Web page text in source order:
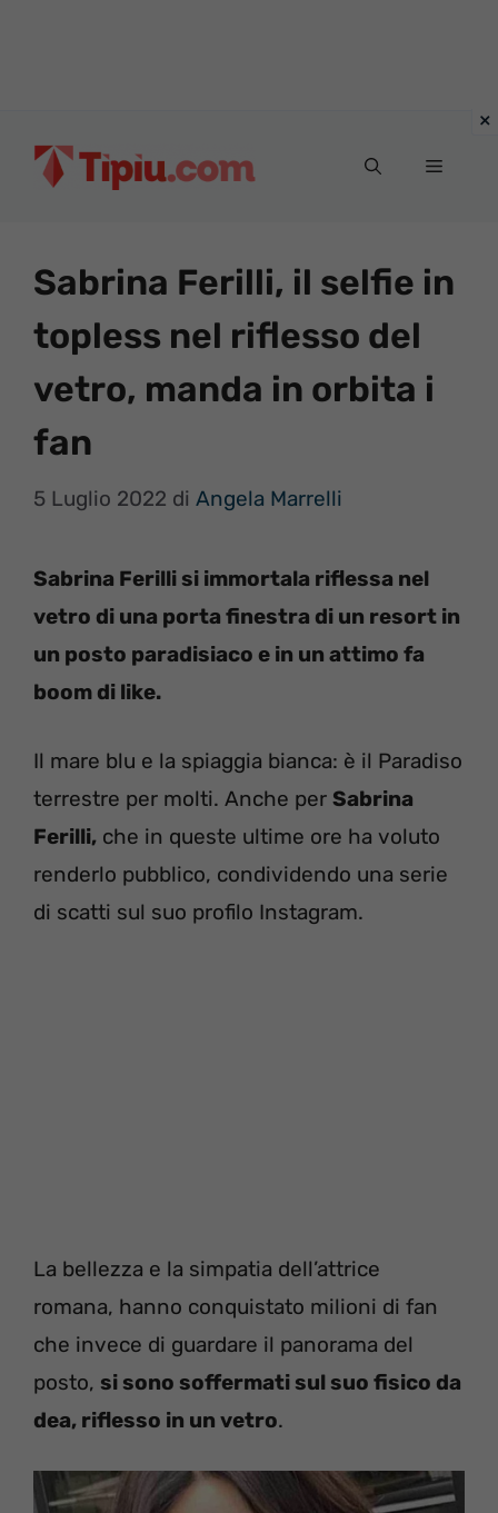
Menu
Sabrina Ferilli, il selfie in
topless nel riflesso del
vetro, manda in orbita i
fan
5 Luglio 2022 di Angela Marrelli
Sabrina Ferilli si immortala riflessa nel
vetro di una porta finestra di un resort in
un posto paradisiaco e in un attimo fa
boom di like.
Il mare blu e la spiaggia bianca: è il Paradiso
terrestre per molti. Anche per Sabrina
Ferilli, che in queste ultime ore ha voluto
renderlo pubblico, condividendo una serie
di scatti sul suo profilo Instagram.
La bellezza e la simpatia dell’attrice
romana, hanno conquistato milioni di fan
che invece di guardare il panorama del
posto, si sono soffermati sul suo fisico da
dea, riflesso in un vetro.